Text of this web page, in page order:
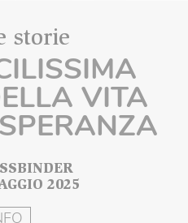
storie
VITA
2025